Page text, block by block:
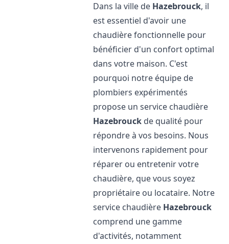
Dans la ville de Hazebrouck, il
est essentiel d'avoir une
chaudière fonctionnelle pour
bénéficier d'un confort optimal
dans votre maison. C'est
pourquoi notre équipe de
plombiers expérimentés
propose un service chaudière
Hazebrouck de qualité pour
répondre à vos besoins. Nous
intervenons rapidement pour
réparer ou entretenir votre
chaudière, que vous soyez
propriétaire ou locataire. Notre
service chaudière Hazebrouck
comprend une gamme
d'activités, notamment